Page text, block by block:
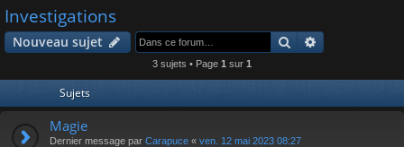
ra
pi s
r
Investigations
Nouveau sujet Rechercher
3 sujets • Page 1 sur 1
Sujets
Magie
Dernier message par Carapuce « ven. 12 mai 2023 08:27